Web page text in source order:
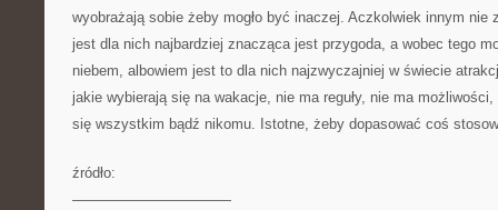
wyobrażają sobie żeby mogło być inaczej. Aczkolwiek innym nie
jest dla nich najbardziej znacząca jest przygoda, a wobec tego
niebem, albowiem jest to dla nich najzwyczajniej w świecie
jakie wybierają się na wakacje, nie ma reguły, nie ma możliwości,
się wszystkim bądź nikomu. Istotne, żeby dopasować coś
źródło:
———————————